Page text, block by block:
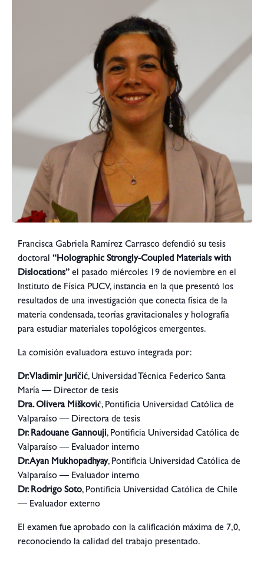
Francisca Gabriela Ramírez Carrasco defendió su tesis
doctoral “Holographic Strongly-Coupled Materials with
Dislocations” el pasado miércoles 19 de noviembre en el
Instituto de Física PUCV, instancia en la que presentó los
resultados de una investigación que conecta física de la
materia condensada, teorías gravitacionales y holografía
para estudiar materiales topológicos emergentes.
La comisión evaluadora estuvo integrada por:
Dr. Vladimir Juričić, Universidad Técnica Federico Santa
María — Director de tesis
Dra. Olivera Mišković, Pontificia Universidad Católica de
Valparaíso — Directora de tesis
Dr. Radouane Gannouji, Pontificia Universidad Católica de
Valparaíso — Evaluador interno
Dr. Ayan Mukhopadhyay, Pontificia Universidad Católica de
Valparaíso — Evaluador interno
Dr. Rodrigo Soto, Pontificia Universidad Católica de Chile
— Evaluador externo
El examen fue aprobado con la calificación máxima de 7,0,
reconociendo la calidad del trabajo presentado.